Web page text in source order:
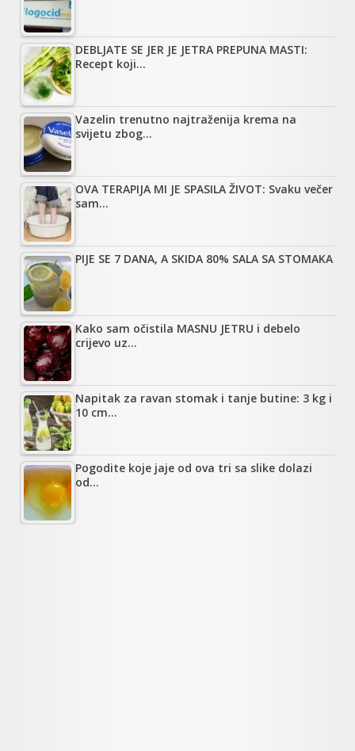
DEBLJATE SE JER JE JETRA PREPUNA MASTI:
Recept koji…
Vazelin trenutno najtraženija krema na
svijetu zbog…
OVA TERAPIJA MI JE SPASILA ŽIVOT: Svaku večer
sam…
PIJE SE 7 DANA, A SKIDA 80% SALA SA STOMAKA
Kako sam očistila MASNU JETRU i debelo
crijevo uz…
Napitak za ravan stomak i tanje butine: 3 kg i
10 cm…
Pogodite koje jaje od ova tri sa slike dolazi
od…